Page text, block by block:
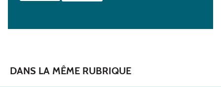
DANS LA MÊME RUBRIQUE